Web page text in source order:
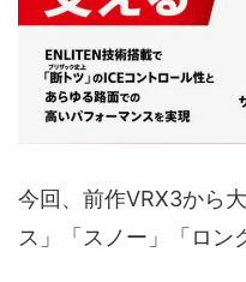
今回、前作VRX3から
ス」「スノー」「ロン